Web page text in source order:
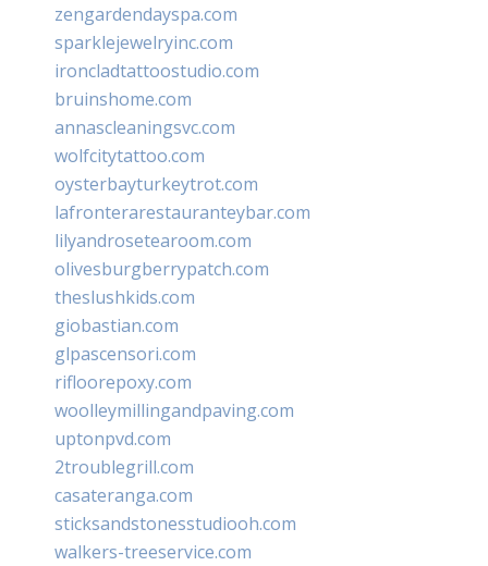
zengardendayspa.com
sparklejewelryinc.com
ironcladtattoostudio.com
bruinshome.com
annascleaningsvc.com
wolfcitytattoo.com
oysterbayturkeytrot.com
lafronterarestauranteybar.com
lilyandrosetearoom.com
olivesburgberrypatch.com
theslushkids.com
giobastian.com
glpascensori.com
rifloorepoxy.com
woolleymillingandpaving.com
uptonpvd.com
2troublegrill.com
casateranga.com
sticksandstonesstudiooh.com
walkers-treeservice.com